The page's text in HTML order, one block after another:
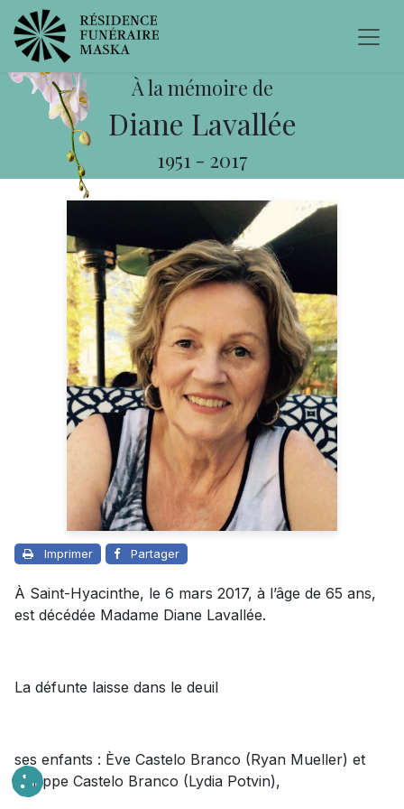
À la mémoire de
Diane Lavallée
1951 - 2017
Imprimer Partager
À Saint-Hyacinthe, le 6 mars 2017, à l’âge de 65 ans,
est décédée Madame Diane Lavallée.
La défunte laisse dans le deuil
ses enfants : Ève Castelo Branco (Ryan Mueller) et
Philippe Castelo Branco (Lydia Potvin),